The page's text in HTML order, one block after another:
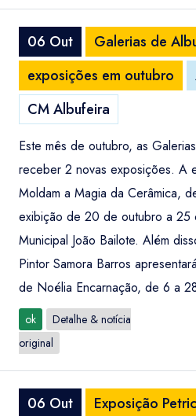
06 Out
Galerias de
exposições em outubro
CM Albufeira
Este mês de outubro, as
receber 2 novas exposições. A
Moldam a Magia da Cerâmica,
exibição de 20 de outubro a 25
Municipal João Bailote. Além
Pintor Samora Barros
de Noélia Encarnação, de 6 a
ok
Detalhe & notícia
original
06 Out
Exposição